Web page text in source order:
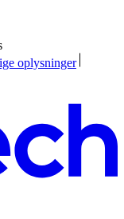
oplysninger